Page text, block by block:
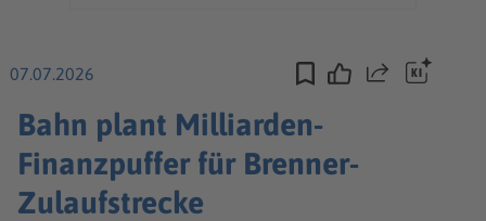
07.07.2026 Teilen
Bahn plant Milliarden-
Finanzpuffer für Brenner-
Zulaufstrecke